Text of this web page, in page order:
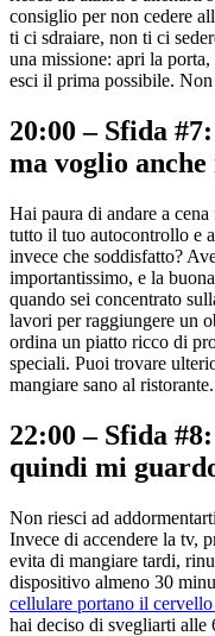
consiglio per non cedere
ti ci sdraiare, non ti ci
una missione: apri la
esci il prima possibile.
20:00 – Sfida
ma voglio
Hai paura di andare a
tutto il tuo autocontrollo e
invece che soddisfatto?
importantissimo, e la
quando sei concentrato
lavori per raggiungere un
ordina un piatto ricco di
speciali. Puoi trovare
mangiare sano al ristorante.
22:00 – Sfida
quindi mi
Non riesci ad
Invece di accendere la tv,
evita di mangiare tardi,
dispositivo almeno 30
cellulare portano il cervello
hai deciso di svegliarti alle